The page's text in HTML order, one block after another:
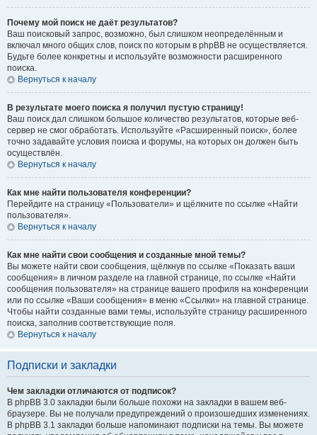
Почему мой поиск не даёт результатов?
Ваш поисковый запрос, возможно, был слишком неопределённым и
включал много общих слов, поиск по которым в phpBB не осуществляется.
Будьте более конкретны и используйте возможности расширенного
поиска.
Вернуться к началу
В результате моего поиска я получил пустую страницу!
Ваш поиск дал слишком большое количество результатов, которые веб-
сервер не смог обработать. Используйте «Расширенный поиск», более
точно задавайте условия поиска и форумы, на которых он должен быть
осуществлён.
Вернуться к началу
Как мне найти пользователя конференции?
Перейдите на страницу «Пользователи» и щёлкните по ссылке «Найти
пользователя».
Вернуться к началу
Как мне найти свои сообщения и созданные мной темы?
Вы можете найти свои сообщения, щёлкнув по ссылке «Показать ваши
сообщения» в личном разделе на главной странице, по ссылке «Найти
сообщения пользователя» на странице вашего профиля на конференции
или по ссылке «Ваши сообщения» в меню «Ссылки» на главной странице.
Чтобы найти созданные вами темы, используйте страницу расширенного
поиска, заполнив соответствующие поля.
Вернуться к началу
Подписки и закладки
Чем закладки отличаются от подписок?
В phpBB 3.0 закладки были больше похожи на закладки в вашем веб-
браузере. Вы не получали предупреждений о произошедших изменениях.
В phpBB 3.1 закладки больше напоминают подписки на темы. Вы можете